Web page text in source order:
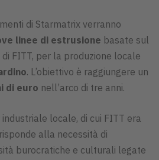
di Starmatrix verranno
linee di estrusione basate sul
FITT, per la produzione locale
. L’obiettivo è raggiungere un
di euro nell’arco di tre anni.
locale, di cui FITT era
alla necessità di
burocratiche e culturali legate